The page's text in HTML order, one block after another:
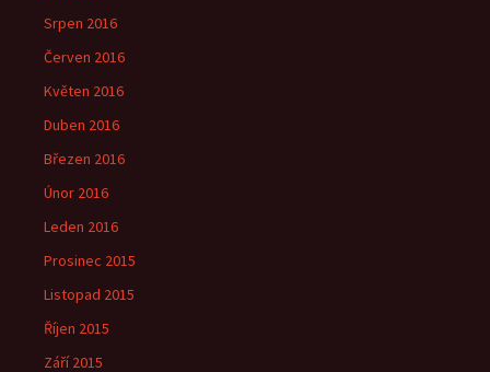
Srpen 2016
Červen 2016
Květen 2016
Duben 2016
Březen 2016
Únor 2016
Leden 2016
Prosinec 2015
Listopad 2015
Říjen 2015
Září 2015